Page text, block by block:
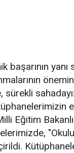
başarının
sürekli
Eğitim